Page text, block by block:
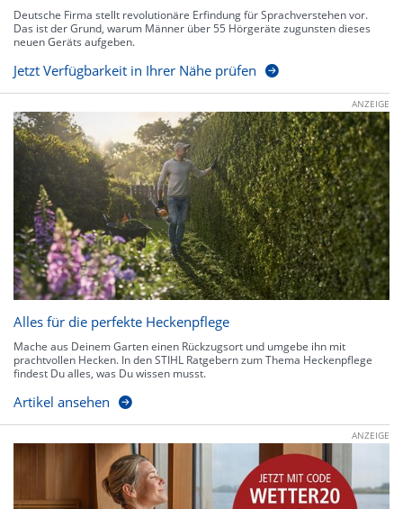
Deutsche Firma stellt revolutionäre Erfindung für Sprachverstehen vor.
Das ist der Grund, warum Männer über 55 Hörgeräte zugunsten dieses
neuen Geräts aufgeben.
Jetzt Verfügbarkeit in Ihrer Nähe prüfen
ANZEIGE
Alles für die perfekte Heckenpflege
Mache aus Deinem Garten einen Rückzugsort und umgebe ihn mit
prachtvollen Hecken. In den STIHL Ratgebern zum Thema Heckenpflege
findest Du alles, was Du wissen musst.
Artikel ansehen
ANZEIGE